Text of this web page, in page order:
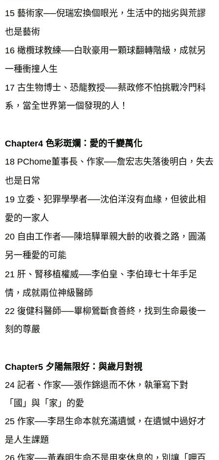
15 藝術家──倪瑞宏換個眼光，生活中的拙劣與荒謬
也是藝術
16 橄欖球教練──白耿豪用一顆球翻轉階級，成就另
一種衝撞人生
17 古生物博士、恐龍教授──蔡政修不怕挑戰冷門科
系，當全世界第一個發現的人！
Chapter4 色彩斑斕：愛的千變萬化
18 PChome董事長、作家──詹宏志失落後明白，失去
也是日常
19 立委、犯罪學學者──沈伯洋沒有血緣，但彼此相
愛的一家人
20 自由工作者──陳培驊單親大齡的收養之路，圓滿
另一種愛的可能
21 肝、腎移植權威──李伯皇、李伯璋七十年手足
情，成就兩位神級醫師
22 復健科醫師──畢柳鶯斷食善終，找到生命最後一
刻的尊嚴
Chapter5 夕陽無限好：與歲月對視
24 記者、作家──張作錦退而不休，執筆寫下對
「國」與「家」的愛
25 作家──李昂生命本就充滿遺憾，在遺憾中過好才
是人生課題